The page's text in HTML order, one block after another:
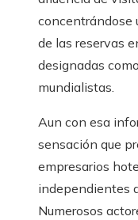
concentrándose
de las reservas
designadas
mundialistas.
Aun con esa
sensación que
empresarios
independientes
Numerosos